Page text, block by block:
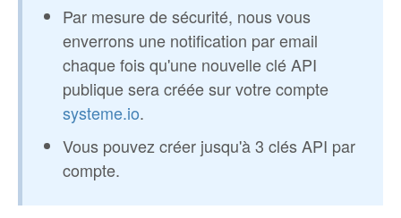
Par mesure de sécurité, nous vous
enverrons une notification par email
chaque fois qu'une nouvelle clé API
publique sera créée sur votre compte
systeme.io.
Vous pouvez créer jusqu'à 3 clés API par
compte.